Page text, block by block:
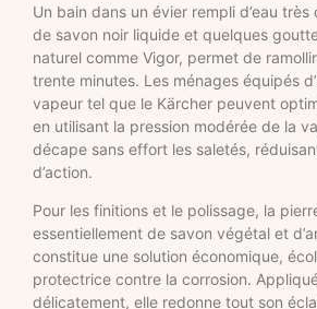
Un bain dans un évier rempli d’eau
de savon noir liquide et quelques
naturel comme Vigor, permet de
trente minutes. Les ménages équipés
vapeur tel que le Kärcher peuvent
en utilisant la pression modérée de la
décape sans effort les saletés,
d’action.
Pour les finitions et le polissage, la
essentiellement de savon végétal et
constitue une solution économique,
protectrice contre la corrosion.
délicatement, elle redonne tout son